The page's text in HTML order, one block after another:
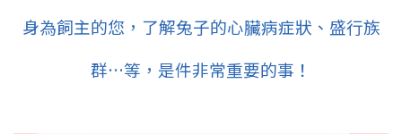
身為飼主的您，了解兔子的心臟病症狀、盛行族
群…等，是件非常重要的事！